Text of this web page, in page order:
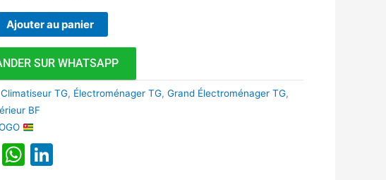
Ajouter au panier
SUR WHATSAPP
Climatiseur TG, Électroménager TG,Grand Électroménager TG,
BF
TwitterWhatsApp